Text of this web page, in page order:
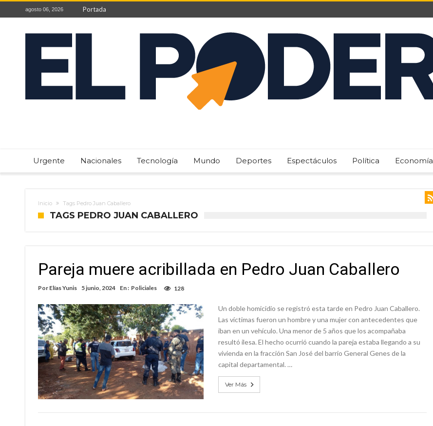
agosto 06, 2026 Portada
Urgente Nacionales Tecnología Mundo Deportes Espectáculos Política Economía
Inicio Tags Pedro Juan Caballero
TAGS PEDRO JUAN CABALLERO
Pareja muere acribillada en Pedro Juan Caballero
Por Elías Yunis 5 junio, 2024 En : Policiales 128
Un doble homicidio se registró esta tarde en Pedro Juan Caballero.
Las víctimas fueron un hombre y una mujer con antecedentes que
iban en un vehículo. Una menor de 5 años que los acompañaba
resultó ilesa. El hecho ocurrió cuando la pareja estaba llegando a su
vivienda en la fracción San José del barrio General Genes de la
capital departamental. …
Ver Más